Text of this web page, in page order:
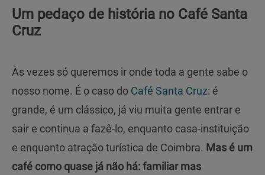
Um pedaço de história no Café Santa
Cruz
Às vezes só queremos ir onde toda a gente sabe o
nosso nome. É o caso do Café Santa Cruz: é
grande, é um clássico, já viu muita gente entrar e
sair e continua a fazê-lo, enquanto casa-instituição
e enquanto atração turística de Coimbra. Mas é um
café como quase já não há: familiar mas